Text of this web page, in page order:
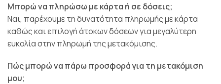
Μπορώ να πληρώσω με κάρτα ή σε δόσεις;
Ναι, παρέχουμε τη δυνατότητα πληρωμής με κάρτα
καθώς και επιλογή άτοκων δόσεων για μεγαλύτερη
ευκολία στην πληρωμή της μετακόμισης.
Πώς μπορώ να πάρω προσφορά για τη μετακόμιση
μου;